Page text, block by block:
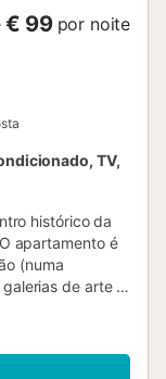
€ 99 por noite
TV,
histórico da
apartamento é
(numa
de arte e
estar, uma
uma casa
Outras